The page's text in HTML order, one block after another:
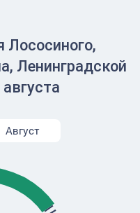
Лососиного,
Ленинградской
Август